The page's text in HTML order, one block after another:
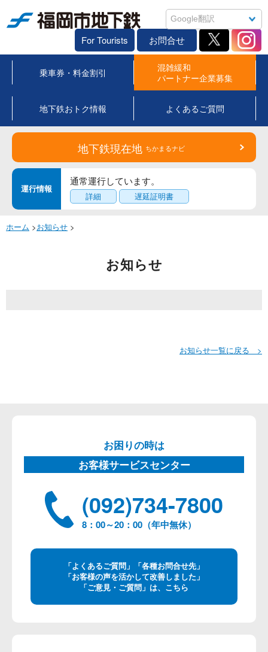
For Tourists お問合せ
乗車券・料金割引
混雑緩和
パートナー企業募集
地下鉄おトク情報 よくあるご質問
地下鉄現在地 ちかまるナビ
運行情報
通常運行しています。
詳細 遅延証明書
ホーム >お知らせ >
お知らせ
お知らせ一覧に戻る >
お困りの時は
お客様サービスセンター
(092)734-7800
8：00～20：00（年中無休）
「よくあるご質問」「各種お問合せ先」
「お客様の声を活かして改善しました」
「ご意見・ご質問」は、こちら